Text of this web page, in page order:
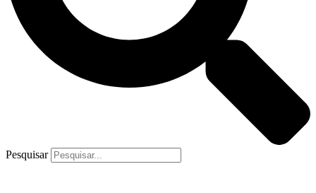
Pesquisar